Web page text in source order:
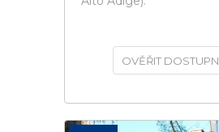
OVĚŘIT